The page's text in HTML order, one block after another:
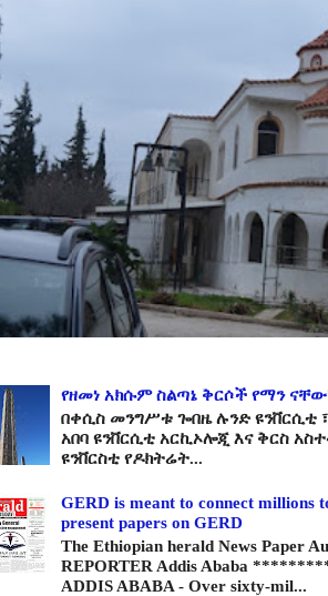
የዘመነ አክሱም ስልጣኔ ቅርሶች የማን
በቀሲስ መንግሥቱ ጐበዜ ሉንድ ዩንቨርሲቲ
አበባ ዩንቨርሲቲ አርኪኦሎጂ እና ቅርስ
ዩንቨርስቲ የዶክትሬት...
GERD is meant to connect millions
present papers on GERD
The Ethiopian herald News Paper
REPORTER Addis Ababa
ADDIS ABABA - Over sixty-mil...